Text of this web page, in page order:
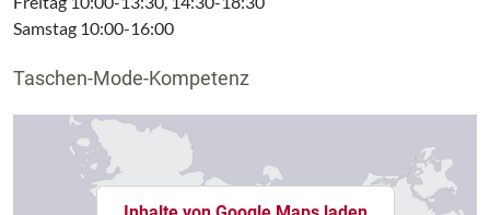
Samstag 10:00-16:00
Taschen-Mode-Kompetenz